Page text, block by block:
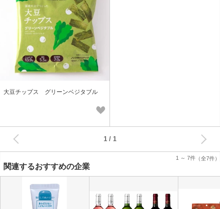
大豆チップス グリーンベジタブル
1 ～ 7件 （全7件）
1
関連するおすすめの企業